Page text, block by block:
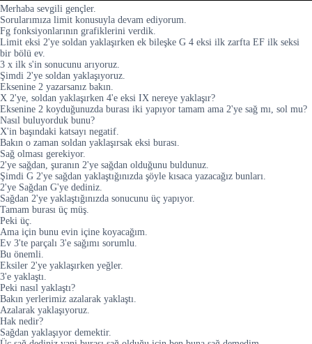
Merhaba sevgili gençler.
Sorularımıza limit konusuyla devam ediyorum.
Fg fonksiyonlarının grafiklerini verdik.
Limit eksi 2'ye soldan yaklaşırken ek bileşke G 4 eksi ilk zarfta EF ilk seksi
bir bölü ev.
3 x ilk s'in sonucunu arıyoruz.
Şimdi 2'ye soldan yaklaşıyoruz.
Eksenine 2 yazarsanız bakın.
X 2'ye, soldan yaklaşırken 4'e eksi IX nereye yaklaşır?
Eksenine 2 koyduğunuzda burası iki yapıyor tamam ama 2'ye sağ mı, sol mu?
Nasıl buluyorduk bunu?
X'in başındaki katsayı negatif.
Bakın o zaman soldan yaklaşırsak eksi burası.
Sağ olması gerekiyor.
2'ye sağdan, şuranın 2'ye sağdan olduğunu buldunuz.
Şimdi G 2'ye sağdan yaklaştığınızda şöyle kısaca yazacağız bunları.
2'ye Sağdan G'ye dediniz.
Sağdan 2'ye yaklaştığınızda sonucunu üç yapıyor.
Tamam burası üç müş.
Peki üç.
Ama için bunu evin içine koyacağım.
Ev 3'te parçalı 3'e sağımı sorumlu.
Bu önemli.
Eksiler 2'ye yaklaşırken yeğler.
3'e yaklaştı.
Peki nasıl yaklaştı?
Bakın yerlerimiz azalarak yaklaştı.
Azalarak yaklaşıyoruz.
Hak nedir?
Sağdan yaklaşıyor demektir.